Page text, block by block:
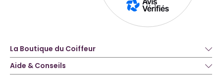
La Boutique du Coiffeur
Aide & Conseils